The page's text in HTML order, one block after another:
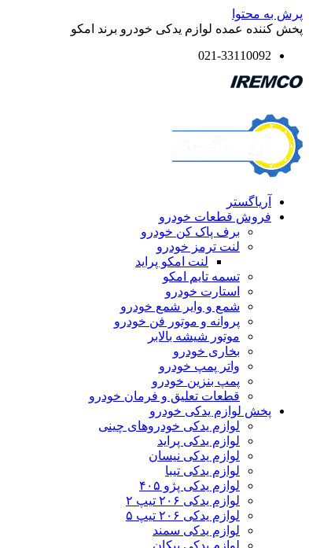
پرش به محتوا
پخش کننده عمده لوازم یدکی خودرو برند امکو
021-33110092
آریاگستر
فروش قطعات خودرو
برف پاک کن خودرو
لنت ترمز خودرو
لنت امکو پراید
تسمه تایم امکو
استارت خودرو
شمع و وایر شمع خودرو
پروانه و موتور فن خودرو
موتور شیشه بالابر
بخاری خودرو
واتر پمپ خودرو
پمپ بنزین خودرو
قطعات تعلیق و فرمان خودرو
پخش لوازم یدکی خودرو
لوازم یدکی خودروهای چینی
لوازم یدکی پراید
لوازم یدکی نیسان
لوازم یدکی تیبا
لوازم یدکی پژو ۴۰۵
لوازم یدکی ۲۰۶ تیپ ۲
لوازم یدکی ۲۰۶ تیپ ۵
لوازم یدکی سمند
لوازم یدکی پیکان